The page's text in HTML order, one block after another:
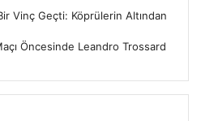
Vinç Geçti: Köprülerin Altından
Öncesinde Leandro Trossard